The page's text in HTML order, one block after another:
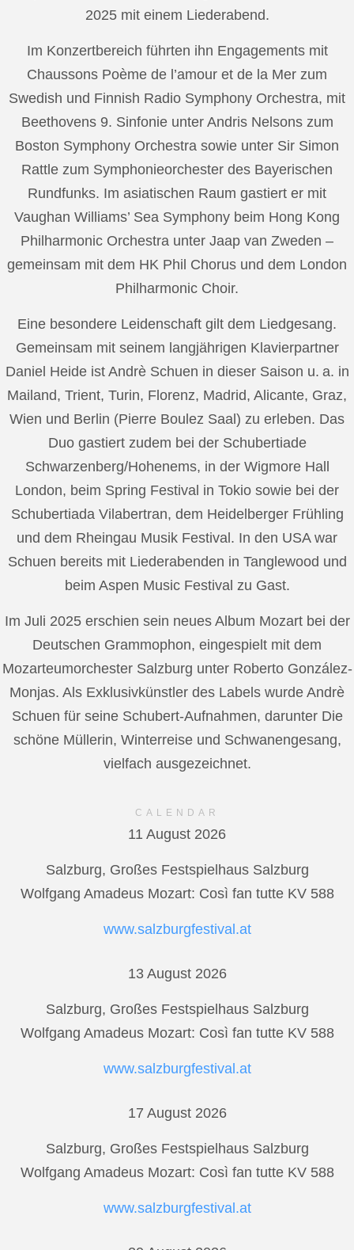
2025 mit einem Liederabend.
Im Konzertbereich führten ihn Engagements mit
Chaussons Poème de l’amour et de la Mer zum
Swedish und Finnish Radio Symphony Orchestra, mit
Beethovens 9. Sinfonie unter Andris Nelsons zum
Boston Symphony Orchestra sowie unter Sir Simon
Rattle zum Symphonieorchester des Bayerischen
Rundfunks. Im asiatischen Raum gastiert er mit
Vaughan Williams’ Sea Symphony beim Hong Kong
Philharmonic Orchestra unter Jaap van Zweden –
gemeinsam mit dem HK Phil Chorus und dem London
Philharmonic Choir.
Eine besondere Leidenschaft gilt dem Liedgesang.
Gemeinsam mit seinem langjährigen Klavierpartner
Daniel Heide ist Andrè Schuen in dieser Saison u. a. in
Mailand, Trient, Turin, Florenz, Madrid, Alicante, Graz,
Wien und Berlin (Pierre Boulez Saal) zu erleben. Das
Duo gastiert zudem bei der Schubertiade
Schwarzenberg/Hohenems, in der Wigmore Hall
London, beim Spring Festival in Tokio sowie bei der
Schubertiada Vilabertran, dem Heidelberger Frühling
und dem Rheingau Musik Festival. In den USA war
Schuen bereits mit Liederabenden in Tanglewood und
beim Aspen Music Festival zu Gast.
Im Juli 2025 erschien sein neues Album Mozart bei der
Deutschen Grammophon, eingespielt mit dem
Mozarteumorchester Salzburg unter Roberto González-
Monjas. Als Exklusivkünstler des Labels wurde Andrè
Schuen für seine Schubert-Aufnahmen, darunter Die
schöne Müllerin, Winterreise und Schwanengesang,
vielfach ausgezeichnet.
CALENDAR
11 August 2026
Salzburg, Großes Festspielhaus Salzburg
Wolfgang Amadeus Mozart: Così fan tutte KV 588
www.salzburgfestival.at
13 August 2026
Salzburg, Großes Festspielhaus Salzburg
Wolfgang Amadeus Mozart: Così fan tutte KV 588
www.salzburgfestival.at
17 August 2026
Salzburg, Großes Festspielhaus Salzburg
Wolfgang Amadeus Mozart: Così fan tutte KV 588
www.salzburgfestival.at